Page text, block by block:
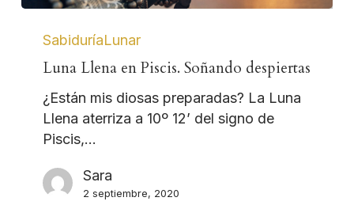
SabiduríaLunar
Luna Llena en Piscis. Soñando despiertas
¿Están mis diosas preparadas? La Luna
Llena aterriza a 10º 12’ del signo de
Piscis,…
Sara
2 septiembre, 2020